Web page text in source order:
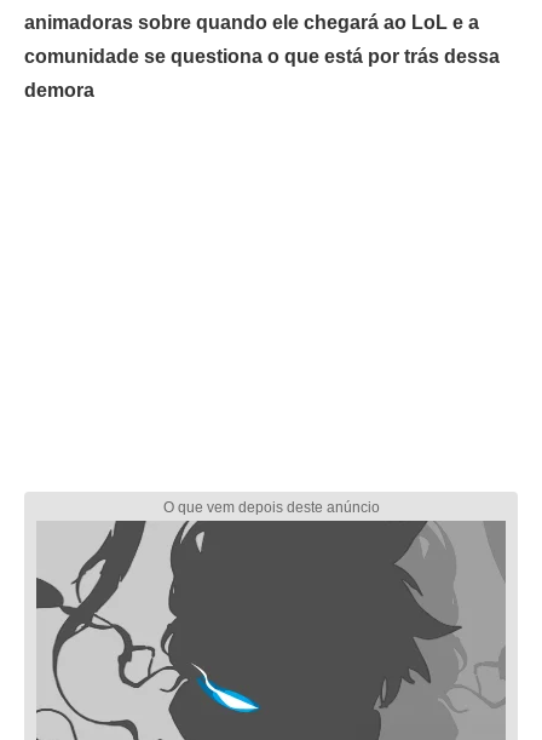
animadoras sobre quando ele chegará ao LoL e a
comunidade se questiona o que está por trás dessa
demora